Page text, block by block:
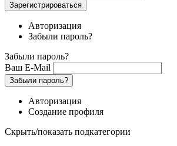
Зарегистрироваться
Авторизация
Забыли пароль?
Забыли пароль?
Ваш E-Mail
Забыли пароль?
Авторизация
Создание профиля
Скрыть/показать подкатегории